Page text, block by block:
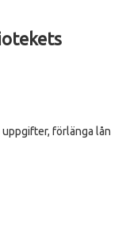
förlänga lån